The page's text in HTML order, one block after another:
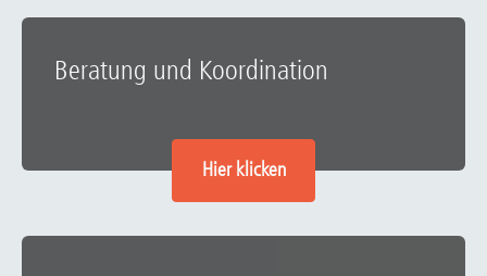
Beratung und Koordination
Hier klicken